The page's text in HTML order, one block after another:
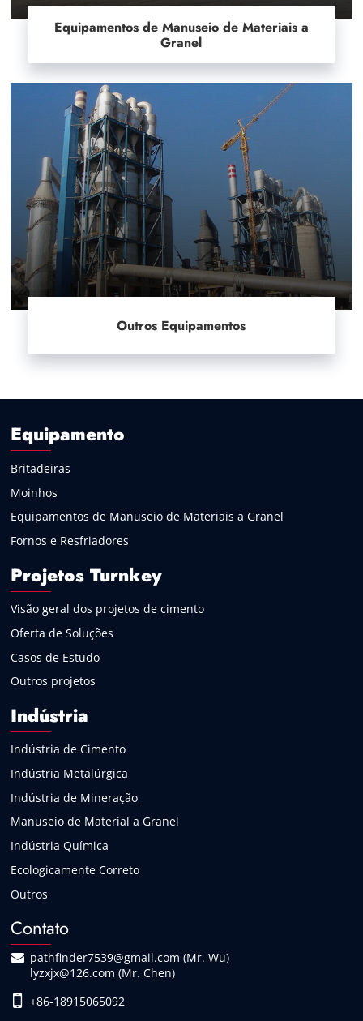
Equipamentos de Manuseio de Materiais a
Granel
Outros Equipamentos
Equipamento
Britadeiras
Moinhos
Equipamentos de Manuseio de Materiais a Granel
Fornos e Resfriadores
Projetos Turnkey
Visão geral dos projetos de cimento
Oferta de Soluções
Casos de Estudo
Outros projetos
Indústria
Indústria de Cimento
Indústria Metalúrgica
Indústria de Mineração
Manuseio de Material a Granel
Indústria Química
Ecologicamente Correto
Outros
Contato
pathfinder7539@gmail.com (Mr. Wu)
lyzxjx@126.com (Mr. Chen)
+86-18915065092